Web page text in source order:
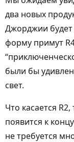
два новых
Джорджии
форму примут
были бы
свет.
Что касается
появится к
не требуется